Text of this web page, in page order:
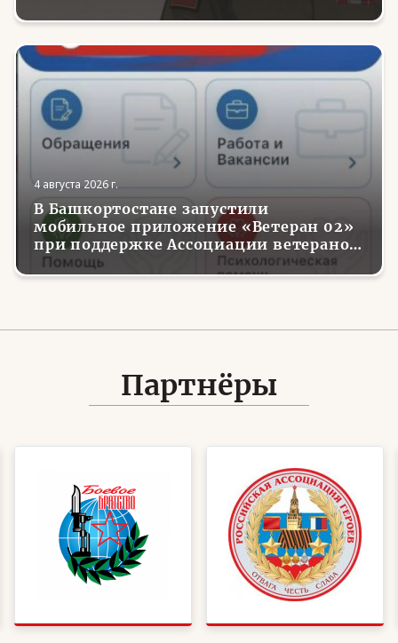
4 августа 2026 г.
В Башкортостане запустили
мобильное приложение «Ветеран 02»
при поддержке Ассоциации ветеранов
СВО
Партнёры